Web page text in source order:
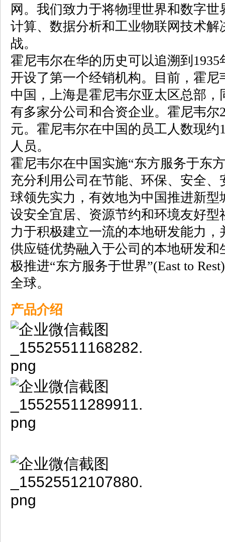
网。我们致力于将物理世界和数字
计算、数据分析和工业物联网技术
战。
霍尼韦尔在华的历史可以追溯到
开设了第一个经销机构。目前，霍
中国，上海是霍尼韦尔亚太区总部
有多家分公司和合资企业。霍尼韦尔
元。霍尼韦尔在中国的员工人数现约
人员。
霍尼韦尔在中国实施“东方服务于东
充分利用公司在节能、环保、安全
球领先实力，有效地为中国推进新
设安全宜居、资源节约和环境友好
力于积极建立一流的本地研发能力
供应链优势融入于公司的本地研发
极推进“东方服务于世界”(East to
全球。
产品介绍